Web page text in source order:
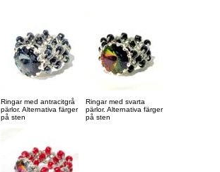
Ringar med antracitgrå
pärlor. Alternativa färger
på sten
Ringar med svarta
pärlor. Alternativa färger
på sten